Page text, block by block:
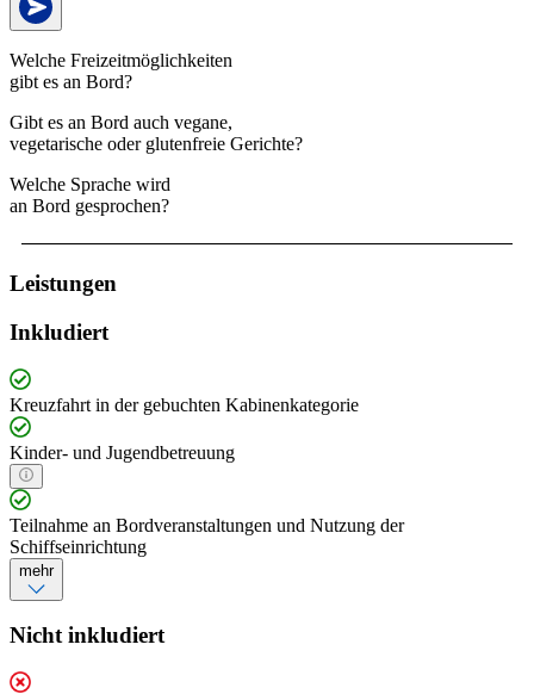
Welche Freizeitmöglichkeiten
gibt es an Bord?
Gibt es an Bord auch vegane,
vegetarische oder glutenfreie Gerichte?
Welche Sprache wird
an Bord gesprochen?
Leistungen
Inkludiert
Kreuzfahrt in der gebuchten Kabinenkategorie
Kinder- und Jugendbetreuung
Teilnahme an Bordveranstaltungen und Nutzung der
Schiffseinrichtung
mehr
Nicht inkludiert